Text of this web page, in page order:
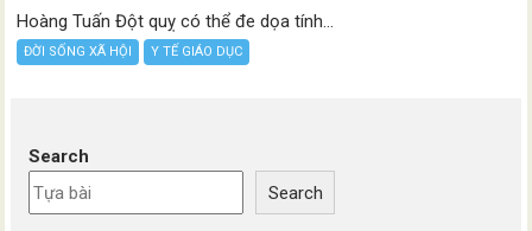
Hoàng Tuấn Đột quỵ có thể đe dọa tính...
ĐỜI SỐNG XÃ HỘI Y TẾ GIÁO DỤC
Search
Search